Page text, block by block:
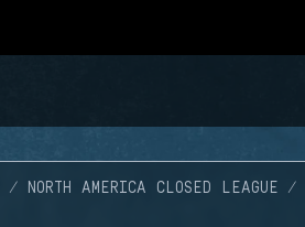
NORTH AMERICA CLOSED LEAGUE